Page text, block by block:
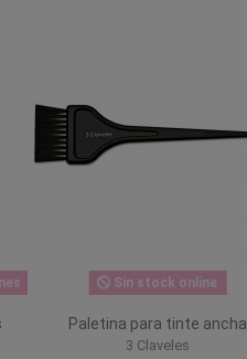
Sin stock online
Paletina para tinte ancha
3 Claveles